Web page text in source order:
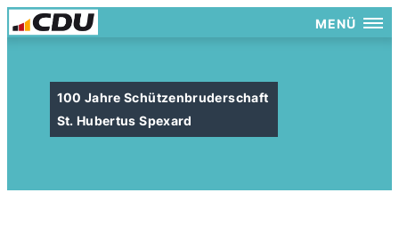
MENÜ
100 Jahre Schützenbruderschaft
St. Hubertus Spexard